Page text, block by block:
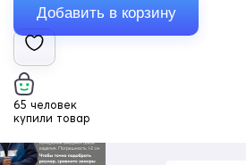
65 человек
купили товар